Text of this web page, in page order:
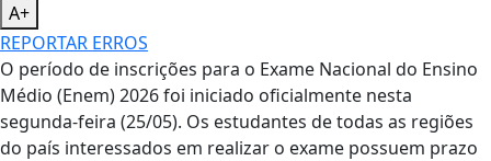
A+
REPORTAR ERROS
O período de inscrições para o Exame Nacional do Ensino
Médio (Enem) 2026 foi iniciado oficialmente nesta
segunda-feira (25/05). Os estudantes de todas as regiões
do país interessados em realizar o exame possuem prazo